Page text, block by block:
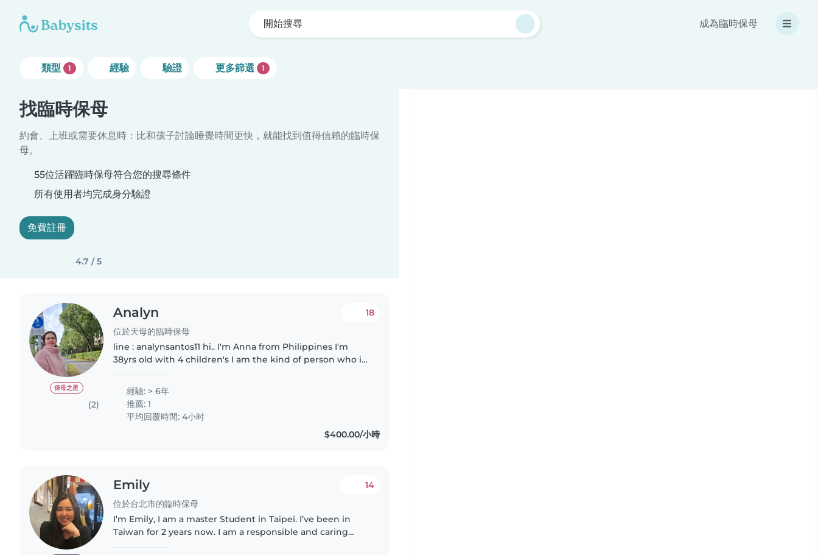
開始搜尋 成為臨時保母
類型 1 經驗 驗證 更多篩選 1
找臨時保母
約會、上班或需要休息時：比和孩子討論睡覺時間更快，就能找到值得信賴的臨時保
母。
55位活躍臨時保母符合您的搜尋條件
所有使用者均完成身分驗證
免費註冊
4.7 / 5
保母之星
(2)
Analyn
位於天母的臨時保母
18
line : analynsantos11 hi.. I'm Anna from Philippines I'm
38yrs old with 4 children's I am the kind of person who is
sitting)(house..
經驗: > 6年
推薦: 1
平均回覆時間: 4小时
$400.00/小時
Emily
位於台北市的臨時保母
14
I’m Emily, I am a master Student in Taipei. I’ve been in
Taiwan for 2 years now. I am a responsible and caring